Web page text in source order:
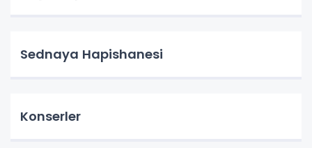
Sednaya Hapishanesi
Konserler